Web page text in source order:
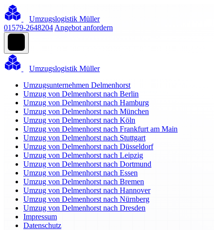
Umzugslogistik Müller
01579-2648204 Angebot anfordern
Umzugslogistik Müller
Umzugsunternehmen Delmenhorst
Umzug von Delmenhorst nach Berlin
Umzug von Delmenhorst nach Hamburg
Umzug von Delmenhorst nach München
Umzug von Delmenhorst nach Köln
Umzug von Delmenhorst nach Frankfurt am Main
Umzug von Delmenhorst nach Stuttgart
Umzug von Delmenhorst nach Düsseldorf
Umzug von Delmenhorst nach Leipzig
Umzug von Delmenhorst nach Dortmund
Umzug von Delmenhorst nach Essen
Umzug von Delmenhorst nach Bremen
Umzug von Delmenhorst nach Hannover
Umzug von Delmenhorst nach Nürnberg
Umzug von Delmenhorst nach Dresden
Impressum
Datenschutz